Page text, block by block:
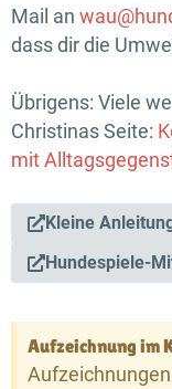
Mail an
dass dir die
Übrigens: Viele
Christinas Seite:
mit
Kleine
Hundespiele-
Aufzeichnung im